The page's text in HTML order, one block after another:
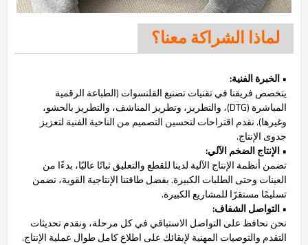
لماذا الشراكة معنا؟
• الخبرة الفنية:
يتخصص فريقنا في تقنيات تصنيع القلنسوات (الطباعة الرقمية
المباشرة (DTG)، والتطريز، وتطريز المناشف، والتطريز بالحشو،
وغيرها). نقدم اقتراحات لتحسين التصميم من الناحية الفنية لتعزيز
جدوى الإنتاج.
• الإنتاج الضخم الآلي:
تضمن أنظمة الإنتاج الآلية لدينا للقطع والتعليق ثباتًا عاليًا، بدءًا من
العينات وحتى الطلبات الكبيرة. بفضل طاقتنا الإنتاجية القوية، نضمن
تسليمًا مستقرًا للمشاريع الكبيرة.
• التواصل الشفاف:
نحن نحافظ على التواصل الاستباقي في كل مرحلة، ونقدم تحديثات
التقدم والتوصيات المهنية لإبقائك على اطلاع كامل طوال عملية الإنتاج.